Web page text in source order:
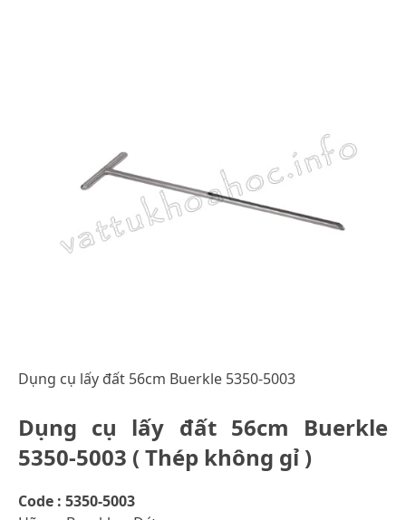
Dụng cụ lấy đất 56cm Buerkle 5350-5003
Dụng cụ lấy đất 56cm Buerkle
5350-5003 ( Thép không gỉ )
Code : 5350-5003